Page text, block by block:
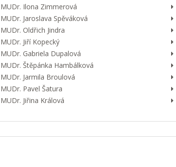
MUDr. Ilona Zimmerová
MUDr. Jaroslava Spěváková
MUDr. Oldřich Jindra
MUDr. Jiří Kopecký
MUDr. Gabriela Dupalová
MUDr. Štěpánka Hambálková
MUDr. Jarmila Broulová
MUDr. Pavel Šatura
MUDr. Jiřina Králová